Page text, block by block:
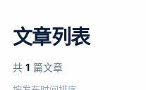
文章列表
共 1 篇文章